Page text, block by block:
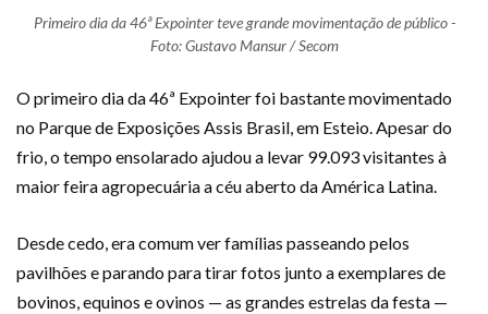
Primeiro dia da 46ª Expointer teve grande movimentação de público -
Foto: Gustavo Mansur / Secom
O primeiro dia da 46ª Expointer foi bastante movimentado
no Parque de Exposições Assis Brasil, em Esteio. Apesar do
frio, o tempo ensolarado ajudou a levar 99.093 visitantes à
maior feira agropecuária a céu aberto da América Latina.
Desde cedo, era comum ver famílias passeando pelos
pavilhões e parando para tirar fotos junto a exemplares de
bovinos, equinos e ovinos — as grandes estrelas da festa —